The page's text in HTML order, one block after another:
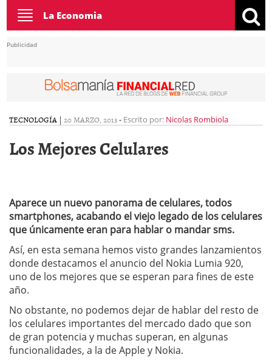
Toggle
navigation
La Economia
Publicidad
TECNOLOGÍA | 20 MARZO, 2013- Escrito por: Nicolas Rombiola
Los Mejores Celulares
Aparece un nuevo panorama de celulares, todos
smartphones, acabando el viejo legado de los celulares
que únicamente eran para hablar o mandar sms.
Así, en esta semana hemos visto grandes lanzamientos
donde destacamos el anuncio del Nokia Lumia 920,
uno de los mejores que se esperan para fines de este
año.
No obstante, no podemos dejar de hablar del resto de
los celulares importantes del mercado dado que son
de gran potencia y muchas superan, en algunas
funcionalidades, a la de Apple y Nokia.